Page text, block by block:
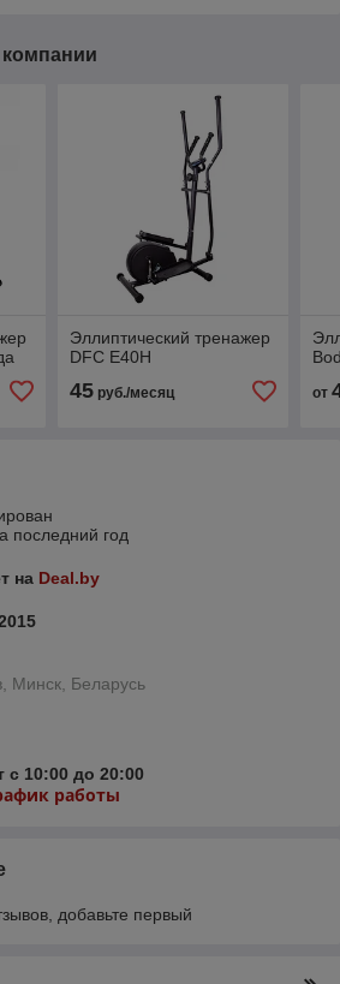
Эллиптический тренажер
DFC E40H
45руб./месяц от
последний год
на Deal.by
Минск, Беларусь
с 10:00 до 20:00
работы
добавьте первый